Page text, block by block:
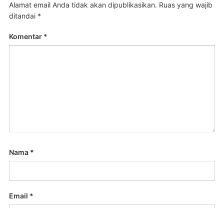
Alamat email Anda tidak akan dipublikasikan. Ruas yang wajib
ditandai *
Komentar *
Nama *
Email *